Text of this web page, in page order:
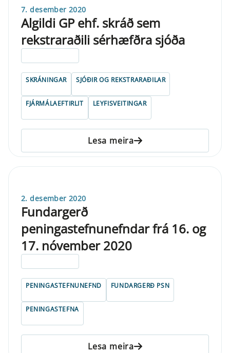
7. desember 2020
Algildi GP ehf. skráð sem
rekstraraðili sérhæfðra sjóða
SKRÁNINGAR SJÓÐIR OG REKSTRARAÐILAR
FJÁRMÁLAEFTIRLIT LEYFISVEITINGAR
Lesa meira
2. desember 2020
Fundargerð
peningastefnunefndar frá 16. og
17. nóvember 2020
PENINGASTEFNUNEFND FUNDARGERÐ PSN
PENINGASTEFNA
Lesa meira